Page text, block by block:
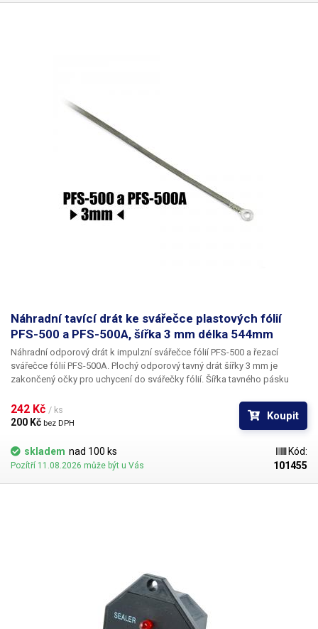
Density Polyethylen) Tloušťka materiálu: 90micron (0,090mm)*2 Šířka:
Náhradní tavící drát ke svářečce plastových fólií
PFS-500 a PFS-500A, šířka 3 mm délka 544mm
Náhradní odporový drát k impulzní svářečce fólií PFS-500 a řezací
svářečce fólií PFS-500A. Plochý odporový tavný drát šířky 3 mm je
zakončený očky pro uchycení do svářečky fólií. Šířka tavného pásku
242 Kč / ks
200 Kč bez DPH
Koupit
skladem nad 100 ks
Pozítří 11.08.2026 může být u Vás
Kód:
101455